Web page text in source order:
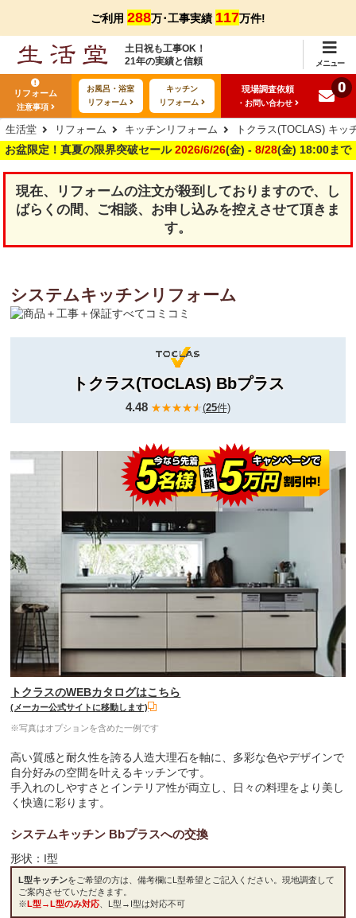
ご利用 288万･工事実績 117万件!
土日祝も工事OK！
21年の実績と信頼
メニュー
リフォーム
注意事項
お風呂・浴室
リフォーム
キッチン
リフォーム
現場調査依頼
・お問い合わせ
0
生活堂 リフォーム キッチンリフォーム トクラス(TOCLAS) キッ
お盆限定！真夏の限界突破セール2026/6/26(金) - 8/28(金) 18:00まで
現在、リフォームの注文が殺到しておりますので、し
ばらくの間、ご相談、お申し込みを控えさせて頂きま
す。
システムキッチンリフォーム
トクラス(TOCLAS) Bbプラス
4.48 (25件)
トクラスのWEBカタログはこちら
(メーカー公式サイトに移動します)
高い質感と耐久性を誇る人造大理石を軸に、多彩な色やデザインで
自分好みの空間を叶えるキッチンです。
手入れのしやすさとインテリア性が両立し、日々の料理をより美し
く快適に彩ります。
システムキッチン Bbプラスへの交換
形状： I型
L型キッチンをご希望の方は、備考欄にL型希望とご記入ください。現地調査して
ご案内させていただきます。
※L型→L型のみ対応 、L型→I型は対応不可